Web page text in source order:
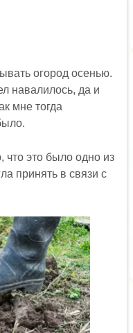
огород осенью.
навалилось, да и
мне тогда
это было одно из
принять в связи с